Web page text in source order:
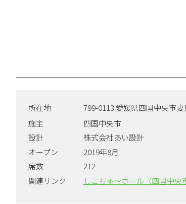
所在地 799-0113 愛媛県四国中央市
施主
四国中央市
設計
株式会社あい設計
オープン
2019年8月
席数
212
関連リンク
しこちゅ～ホール（四国中